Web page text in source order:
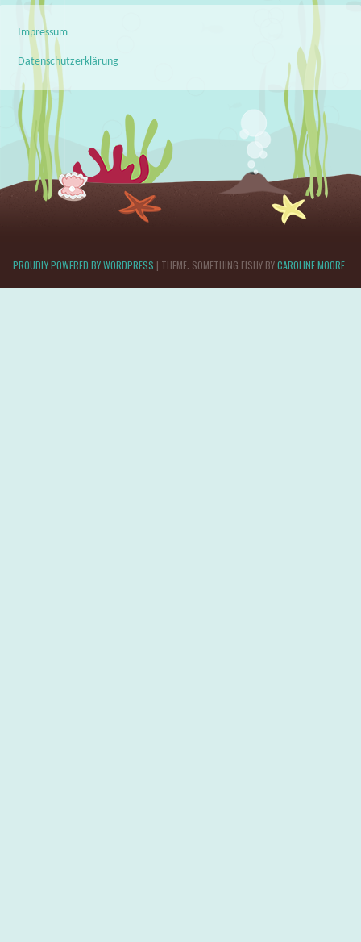
Impressum
Datenschutzerklärung
PROUDLY POWERED BY WORDPRESS | THEME: SOMETHING FISHY BYCAROLINE MOORE